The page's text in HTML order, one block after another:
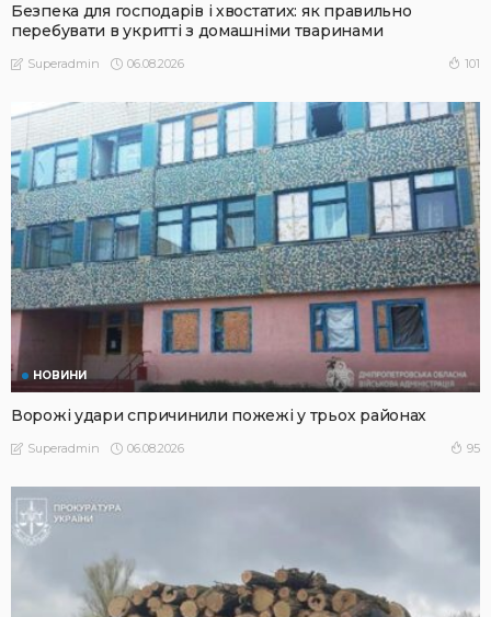
Безпека для господарів і хвостатих: як правильно
перебувати в укритті з домашніми тваринами
Superadmin 06.08.2026 101
НОВИНИ
Ворожі удари спричинили пожежі у трьох районах
Superadmin 06.08.2026 95